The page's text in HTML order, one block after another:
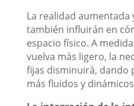
La realidad aumentada
también influirán en
espacio físico. A
vuelva más ligero, la
fijas disminuirá, dando
más fluidos y